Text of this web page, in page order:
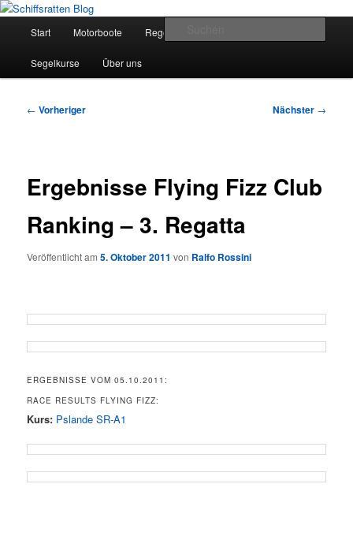
Zum
springenSchiffsratten Blog
Segelsport in Second Life
Start Motorboote Regelkunde
Segelkurse Über uns
Beitragsnavigation
← Vorheriger Nächster →
Ergebnisse Flying Fizz Club
Ranking – 3. Regatta
Veröffentlicht am5. Oktober 2011 von Ralfo Rossini
ERGEBNISSE VOM 05.10.2011:
RACE RESULTS FLYING FIZZ:
Kurs: Pslande SR-A1